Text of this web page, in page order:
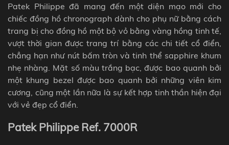
Patek Philippe đã mang đến một diện mạo mới cho
chiếc đồng hồ chronograph dành cho phụ nữ bằng cách
trang bị cho đồng hồ một bộ vỏ bằng vàng hồng tinh tế,
vượt thời gian được trang trí bằng các chi tiết cổ điển,
chẳng hạn như nút bấm tròn và tinh thể sapphire khum
nhẹ nhàng. Mặt số màu trắng bạc, được bao quanh bởi
một khung bezel được bao quanh bởi những viên kim
cương, cũng một lần nữa là sự kết hợp tinh thần hiện đại
với vẻ đẹp cổ điển.
Patek Philippe Ref. 7000R